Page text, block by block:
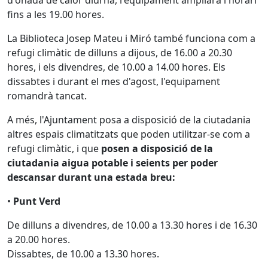
fins a les 19.00 hores.
La Biblioteca Josep Mateu i Miró també funciona com a
refugi climàtic de dilluns a dijous, de 16.00 a 20.30
hores, i els divendres, de 10.00 a 14.00 hores. Els
dissabtes i durant el mes d'agost, l'equipament
romandrà tancat.
A més, l'Ajuntament posa a disposició de la ciutadania
altres espais climatitzats que poden utilitzar-se com a
refugi climàtic, i que posen a disposició de la
ciutadania aigua potable i seients per poder
descansar durant una estada breu:
• Punt Verd
De dilluns a divendres, de 10.00 a 13.30 hores i de 16.30
a 20.00 hores.
Dissabtes, de 10.00 a 13.30 hores.